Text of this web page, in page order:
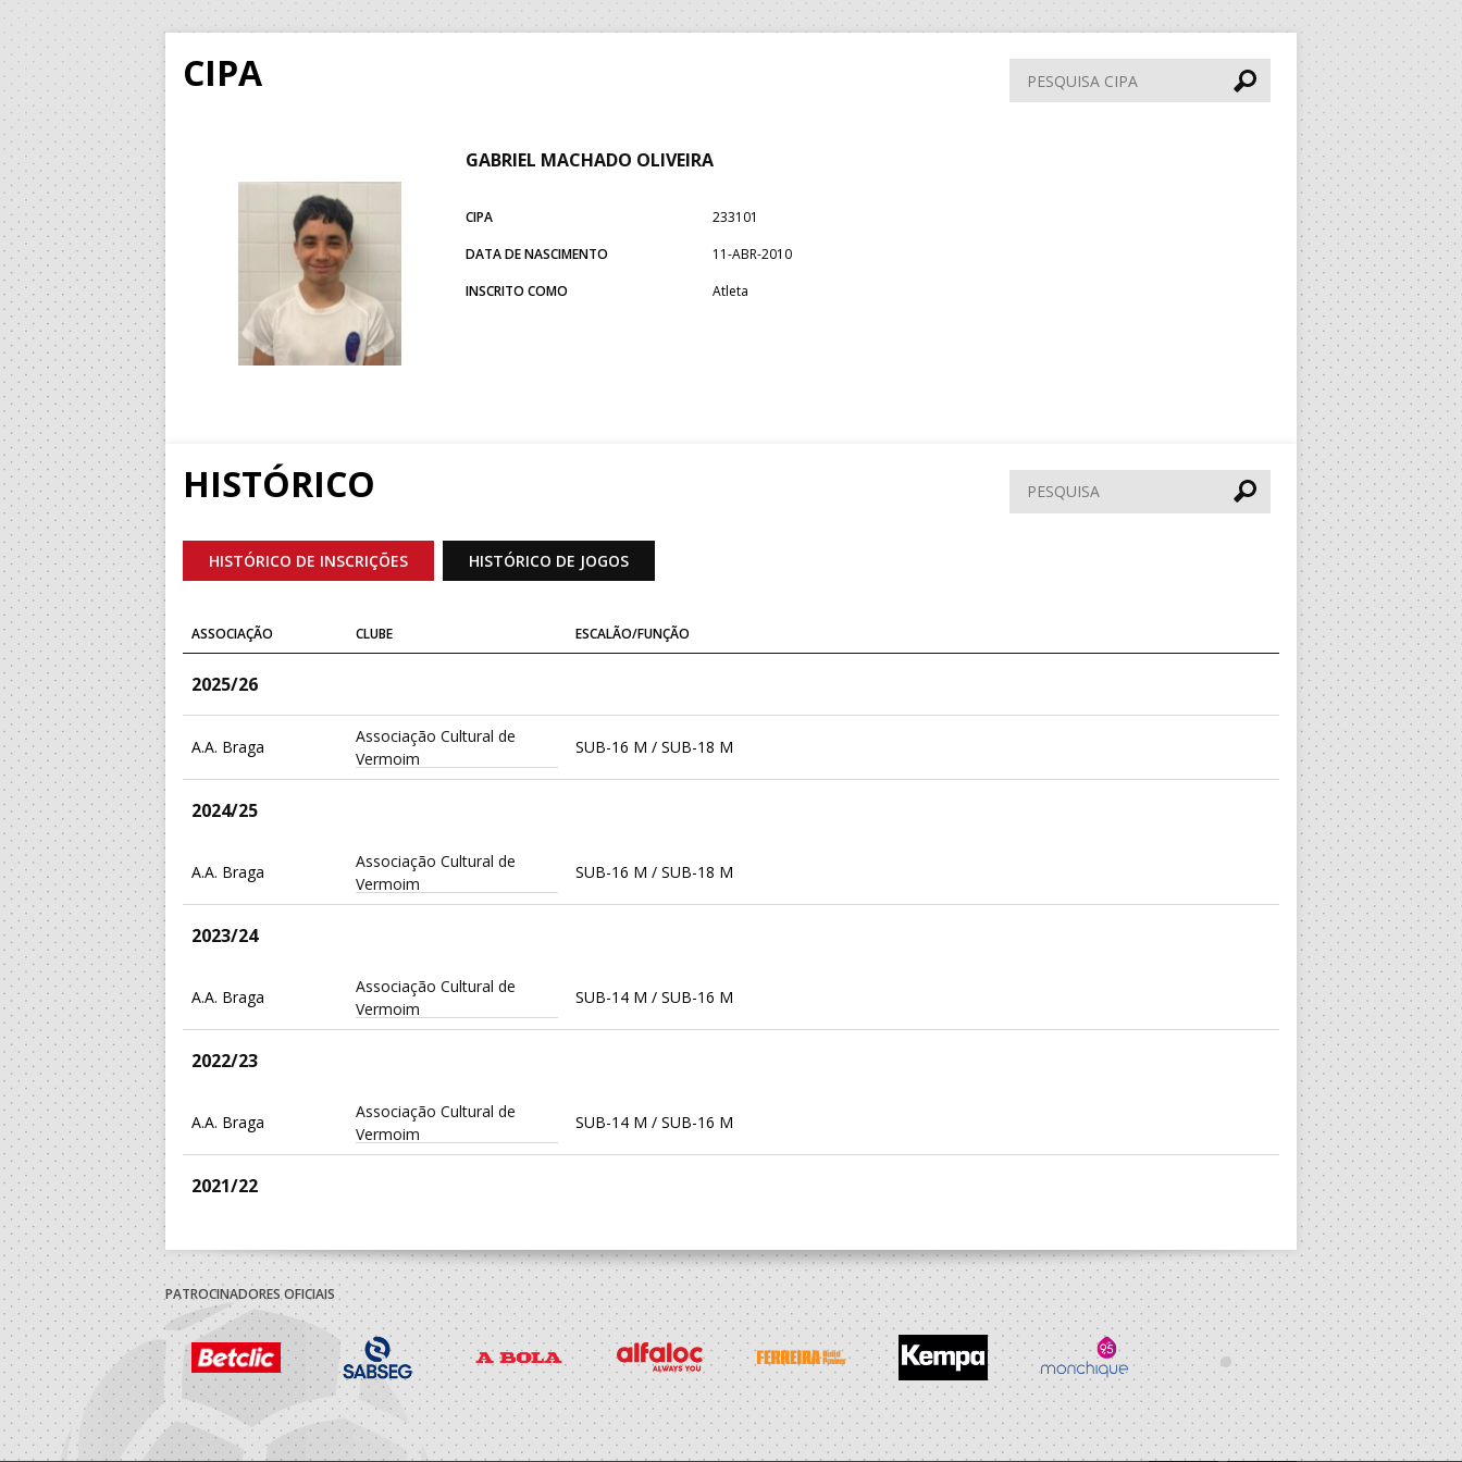
CIPA
Pesquisa
CIPA
GABRIEL MACHADO OLIVEIRA
CIPA
233101
DATA DE NASCIMENTO
11-ABR-2010
INSCRITO COMO
Atleta
HISTÓRICO Pesquisar
HISTÓRICO DE INSCRIÇÕES HISTÓRICO DE JOGOS
ASSOCIAÇÃO CLUBE ESCALÃO/FUNÇÃO
2025/26
A.A. Braga
Associação Cultural de
Vermoim
SUB-16 M / SUB-18 M
2024/25
A.A. Braga
Associação Cultural de
Vermoim
SUB-16 M / SUB-18 M
2023/24
A.A. Braga
Associação Cultural de
Vermoim
SUB-14 M / SUB-16 M
2022/23
A.A. Braga
Associação Cultural de
Vermoim
SUB-14 M / SUB-16 M
2021/22
A.A. Braga
Vermoim
Minis M / SUB-14 M
2020/21
A.A. Braga
Associação Cultural de
Vermoim
Minis M / SUB-13 M
2019/20
PATROCINADORES OFICIAIS